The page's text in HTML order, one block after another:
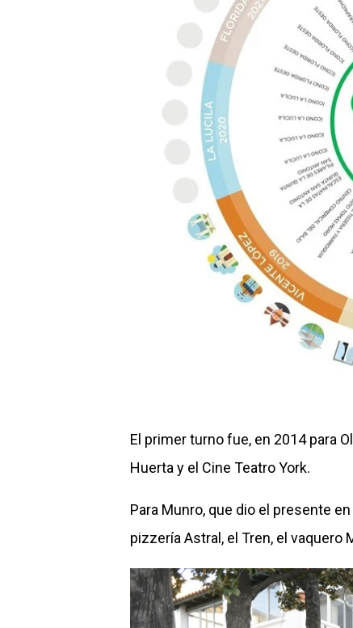
El primer turno fue, en 2014 para
Huerta y el Cine Teatro York.
Para Munro, que dio el presente
pizzería Astral, el Tren, el vaquero